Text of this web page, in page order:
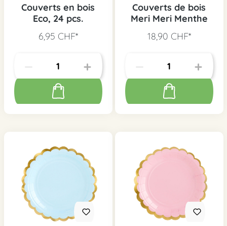
Couverts en bois
Eco, 24 pcs.
6,95 CHF*
Couverts de bois
Meri Meri Menthe
18,90 CHF*